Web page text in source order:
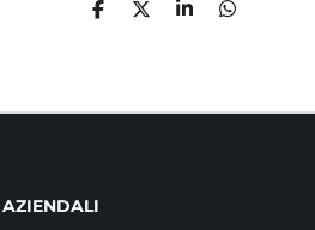
C
V
C
V
C
V
C
V